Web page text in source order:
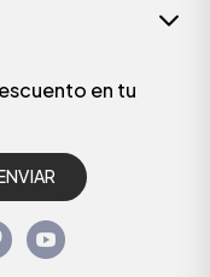
en tu